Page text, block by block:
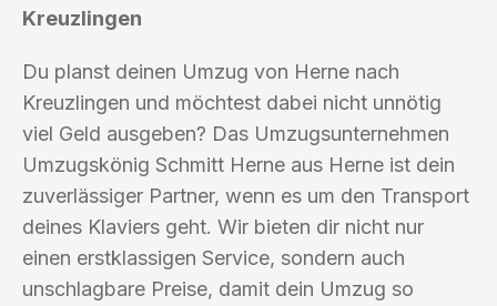
Kreuzlingen
Du planst deinen Umzug von Herne nach
Kreuzlingen und möchtest dabei nicht unnötig
viel Geld ausgeben? Das Umzugsunternehmen
Umzugskönig Schmitt Herne aus Herne ist dein
zuverlässiger Partner, wenn es um den Transport
deines Klaviers geht. Wir bieten dir nicht nur
einen erstklassigen Service, sondern auch
unschlagbare Preise, damit dein Umzug so